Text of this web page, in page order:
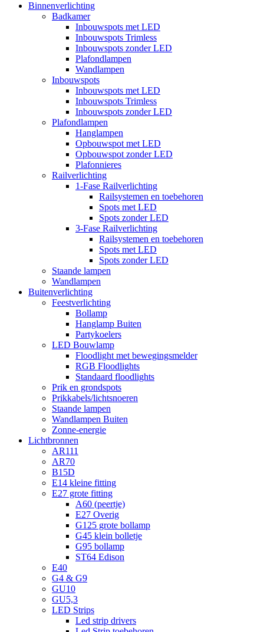
Binnenverlichting
Badkamer
Inbouwspots met LED
Inbouwspots Trimless
Inbouwspots zonder LED
Plafondlampen
Wandlampen
Inbouwspots
Inbouwspots met LED
Inbouwspots Trimless
Inbouwspots zonder LED
Plafondlampen
Hanglampen
Opbouwspot met LED
Opbouwspot zonder LED
Plafonnieres
Railverlichting
1-Fase Railverlichting
Railsystemen en toebehoren
Spots met LED
Spots zonder LED
3-Fase Railverlichting
Railsystemen en toebehoren
Spots met LED
Spots zonder LED
Staande lampen
Wandlampen
Buitenverlichting
Feestverlichting
Bollamp
Hanglamp Buiten
Partykoelers
LED Bouwlamp
Floodlight met bewegingsmelder
RGB Floodlights
Standaard floodlights
Prik en grondspots
Prikkabels/lichtsnoeren
Staande lampen
Wandlampen Buiten
Zonne-energie
Lichtbronnen
AR111
AR70
B15D
E14 kleine fitting
E27 grote fitting
A60 (peertje)
E27 Overig
G125 grote bollamp
G45 klein bolletje
G95 bollamp
ST64 Edison
E40
G4 & G9
GU10
GU5,3
LED Strips
Led strip drivers